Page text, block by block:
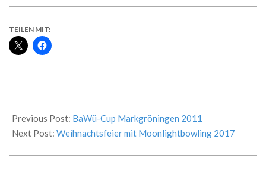
TEILEN MIT:
10-
02
Previous Post: BaWü-Cup Markgröningen 2011
Next Post: Weihnachtsfeier mit Moonlightbowling 2017